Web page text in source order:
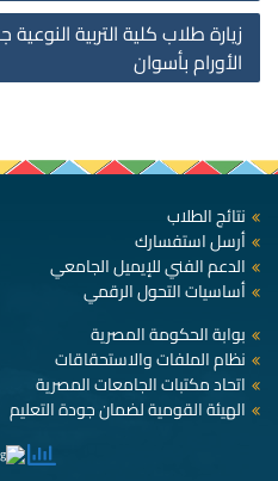
زيارة طلاب كلية التربية
الأورام بأسوان
نتائج الطلاب
أرسل استفسارك
الدعم الفني للإيميل الجامعي
أساسيات التحول الرقمي
بوابة الحكومة المصرية
نظام الملفات والاستحقاقات
اتحاد مكتبات الجامعات المصرية
الهيئة القومية لضمان جودة التعليم